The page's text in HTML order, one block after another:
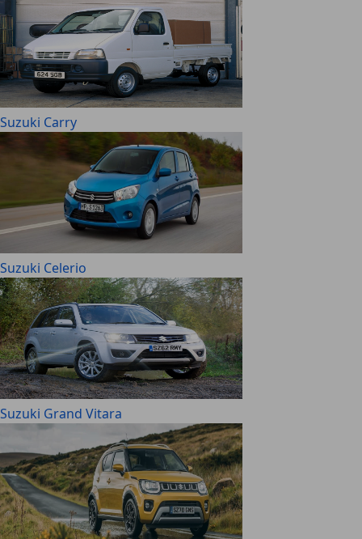
Suzuki Carry
Suzuki Celerio
Suzuki Grand Vitara